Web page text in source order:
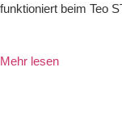
funktioniert beim Teo
Mehr lesen